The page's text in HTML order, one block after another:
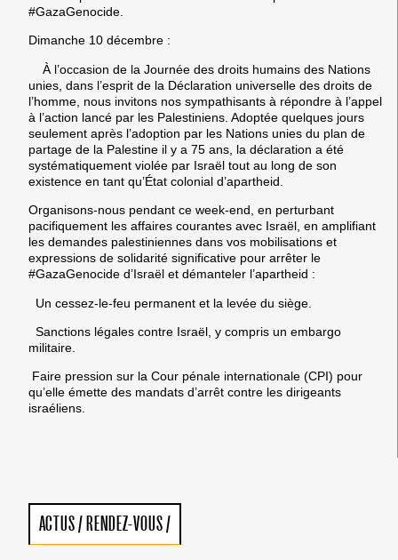
#GazaGenocide.
Dimanche 10 décembre :
À l’occasion de la Journée des droits humains des Nations
unies , dans l’esprit de la Déclaration universelle des droits de
l’homme, nous invitons nos sympathisants à répondre à l’appel
à l’action lancé par les Palestiniens. Adoptée quelques jours
seulement après l’adoption par les Nations unies du plan de
partage de la Palestine il y a 75 ans, la déclaration a été
systématiquement violée par Israël tout au long de son
existence en tant qu’État colonial d’apartheid.
Organisons-nous pendant ce week-end, en perturbant
pacifiquement les affaires courantes avec Israël, en amplifiant
les demandes palestiniennes dans vos mobilisations et
expressions de solidarité significative pour arrêter le
#GazaGenocide d’Israël et démanteler l’apartheid :
Un cessez-le-feu permanent et la levée du siège.
Sanctions légales contre Israël, y compris un embargo
militaire.
Faire pression sur la Cour pénale internationale (CPI) pour
qu’elle émette des mandats d’arrêt contre les dirigeants
israéliens.
ACTUS/ RENDEZ-VOUS/